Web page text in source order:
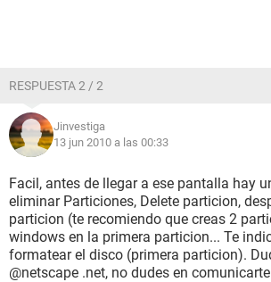
RESPUESTA 2 / 2
Jinvestiga
13 jun 2010 a las 00:33
Facil, antes de llegar a ese pantalla hay
eliminar Particiones, Delete particion,
particion (te recomiendo que creas 2
windows en la primera particion... Te
formatear el disco (primera particion).
@netscape .net, no dudes en